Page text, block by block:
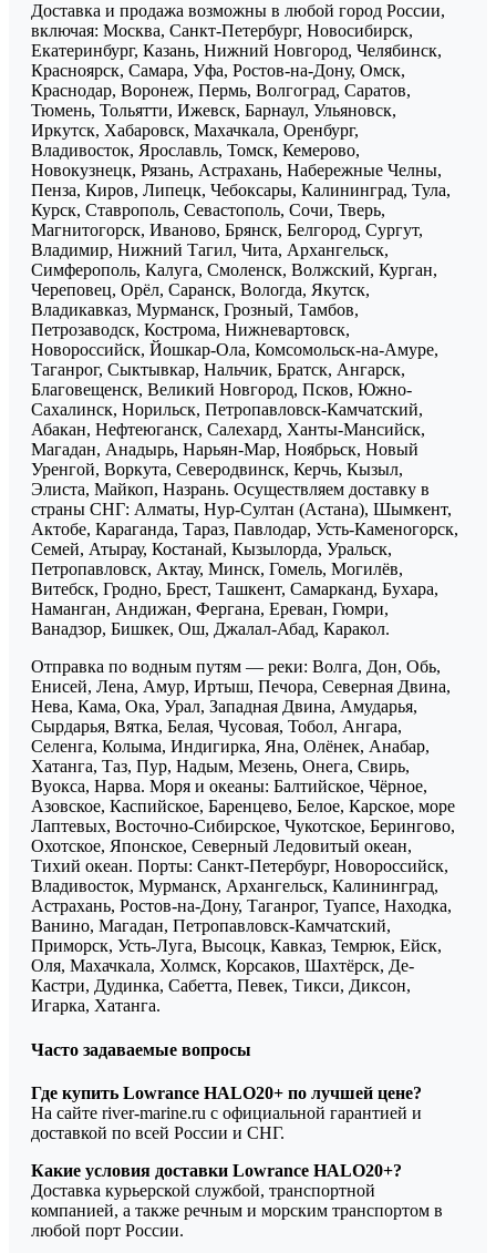
Доставка и продажа возможны в любой город России,
включая: Москва, Санкт-Петербург, Новосибирск,
Екатеринбург, Казань, Нижний Новгород, Челябинск,
Красноярск, Самара, Уфа, Ростов-на-Дону, Омск,
Краснодар, Воронеж, Пермь, Волгоград, Саратов,
Тюмень, Тольятти, Ижевск, Барнаул, Ульяновск,
Иркутск, Хабаровск, Махачкала, Оренбург,
Владивосток, Ярославль, Томск, Кемерово,
Новокузнецк, Рязань, Астрахань, Набережные Челны,
Пенза, Киров, Липецк, Чебоксары, Калининград, Тула,
Курск, Ставрополь, Севастополь, Сочи, Тверь,
Магнитогорск, Иваново, Брянск, Белгород, Сургут,
Владимир, Нижний Тагил, Чита, Архангельск,
Симферополь, Калуга, Смоленск, Волжский, Курган,
Череповец, Орёл, Саранск, Вологда, Якутск,
Владикавказ, Мурманск, Грозный, Тамбов,
Петрозаводск, Кострома, Нижневартовск,
Новороссийск, Йошкар-Ола, Комсомольск-на-Амуре,
Таганрог, Сыктывкар, Нальчик, Братск, Ангарск,
Благовещенск, Великий Новгород, Псков, Южно-
Сахалинск, Норильск, Петропавловск-Камчатский,
Абакан, Нефтеюганск, Салехард, Ханты-Мансийск,
Магадан, Анадырь, Нарьян-Мар, Ноябрьск, Новый
Уренгой, Воркута, Северодвинск, Керчь, Кызыл,
Элиста, Майкоп, Назрань. Осуществляем доставку в
страны СНГ: Алматы, Нур-Султан (Астана), Шымкент,
Актобе, Караганда, Тараз, Павлодар, Усть-Каменогорск,
Семей, Атырау, Костанай, Кызылорда, Уральск,
Петропавловск, Актау, Минск, Гомель, Могилёв,
Витебск, Гродно, Брест, Ташкент, Самарканд, Бухара,
Наманган, Андижан, Фергана, Ереван, Гюмри,
Ванадзор, Бишкек, Ош, Джалал-Абад, Каракол.
Отправка по водным путям — реки: Волга, Дон, Обь,
Енисей, Лена, Амур, Иртыш, Печора, Северная Двина,
Нева, Кама, Ока, Урал, Западная Двина, Амударья,
Сырдарья, Вятка, Белая, Чусовая, Тобол, Ангара,
Селенга, Колыма, Индигирка, Яна, Олёнек, Анабар,
Хатанга, Таз, Пур, Надым, Мезень, Онега, Свирь,
Вуокса, Нарва. Моря и океаны: Балтийское, Чёрное,
Азовское, Каспийское, Баренцево, Белое, Карское, море
Лаптевых, Восточно-Сибирское, Чукотское, Берингово,
Охотское, Японское, Северный Ледовитый океан,
Тихий океан. Порты: Санкт-Петербург, Новороссийск,
Владивосток, Мурманск, Архангельск, Калининград,
Астрахань, Ростов-на-Дону, Таганрог, Туапсе, Находка,
Ванино, Магадан, Петропавловск-Камчатский,
Приморск, Усть-Луга, Высоцк, Кавказ, Темрюк, Ейск,
Оля, Махачкала, Холмск, Корсаков, Шахтёрск, Де-
Кастри, Дудинка, Сабетта, Певек, Тикси, Диксон,
Игарка, Хатанга.
Часто задаваемые вопросы
Где купить Lowrance HALO20+ по лучшей цене?
На сайте river-marine.ru с официальной гарантией и
доставкой по всей России и СНГ.
Какие условия доставки Lowrance HALO20+?
Доставка курьерской службой, транспортной
компанией, а также речным и морским транспортом в
любой порт России.